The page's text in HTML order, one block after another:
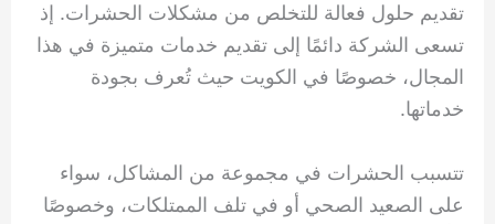
تقديم حلول فعالة للتخلص من مشكلات الحشرات. إذ
تسعى الشركة دائمًا إلى تقديم خدمات متميزة في هذا
المجال، خصوصًا في الكويت حيث تُعرف بجودة
خدماتها.
تتسبب الحشرات في مجموعة من المشاكل، سواء
على الصعيد الصحي أو في تلف الممتلكات، وخصوصًا